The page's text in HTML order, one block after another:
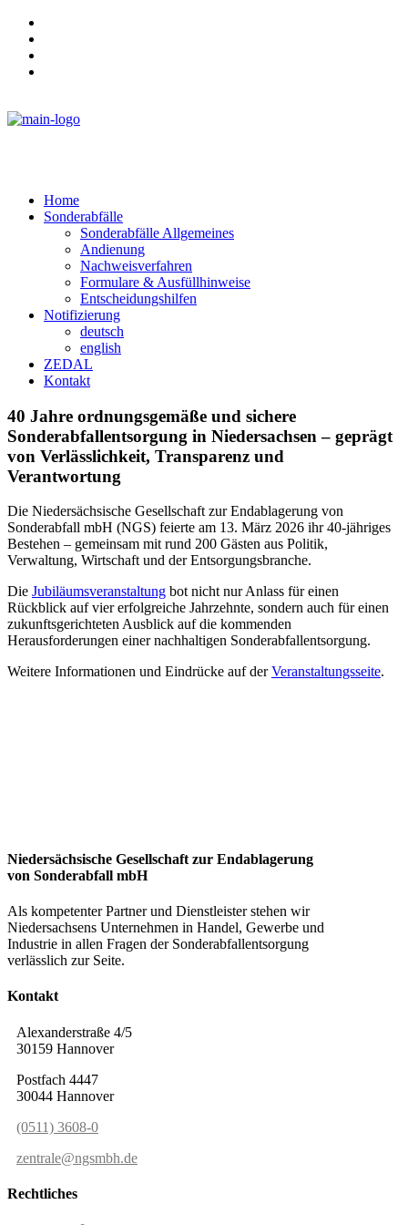
Home
Sonderabfälle
Sonderabfälle Allgemeines
Andienung
Nachweisverfahren
Formulare & Ausfüllhinweise
Entscheidungshilfen
Notifizierung
deutsch
english
ZEDAL
Kontakt
40 Jahre ordnungsgemäße und sichere
Sonderabfallentsorgung in Niedersachsen – geprägt
von Verlässlichkeit, Transparenz und
Verantwortung
Die Niedersächsische Gesellschaft zur Endablagerung von
Sonderabfall mbH (NGS) feierte am 13. März 2026 ihr 40‑jähriges
Bestehen – gemeinsam mit rund 200 Gästen aus Politik,
Verwaltung, Wirtschaft und der Entsorgungsbranche.
Die Jubiläumsveranstaltung bot nicht nur Anlass für einen
Rückblick auf vier erfolgreiche Jahrzehnte, sondern auch für einen
zukunftsgerichteten Ausblick auf die kommenden
Herausforderungen einer nachhaltigen Sonderabfallentsorgung.
Weitere Informationen und Eindrücke auf derVeranstaltungsseite.
Niedersächsische Gesellschaft zur Endablagerung
von Sonderabfall mbH
Als kompetenter Partner und Dienstleister stehen wir
Niedersachsens Unternehmen in Handel, Gewerbe und
Industrie in allen Fragen der Sonderabfallentsorgung
verlässlich zur Seite.
Kontakt
Alexanderstraße 4/5
30159 Hannover
Postfach 4447
30044 Hannover
(0511) 3608-0
zentrale@ngsmbh.de
Rechtliches